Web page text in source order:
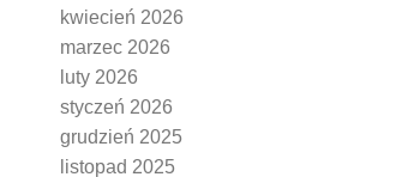
kwiecień 2026
marzec 2026
luty 2026
styczeń 2026
grudzień 2025
listopad 2025